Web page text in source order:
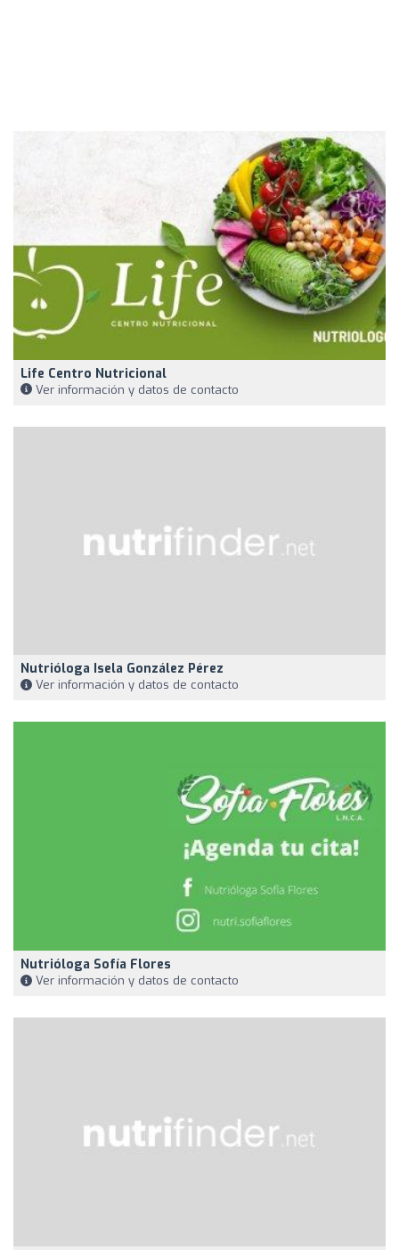
Life Centro Nutricional
Ver información y datos de contacto
Nutrióloga Isela González Pérez
Ver información y datos de contacto
Nutrióloga Sofía Flores
Ver información y datos de contacto